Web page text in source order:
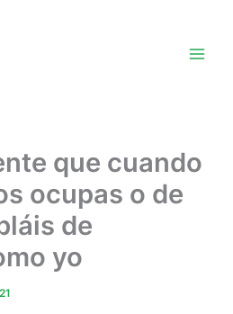
que cuando
ocupas o de
de
yo